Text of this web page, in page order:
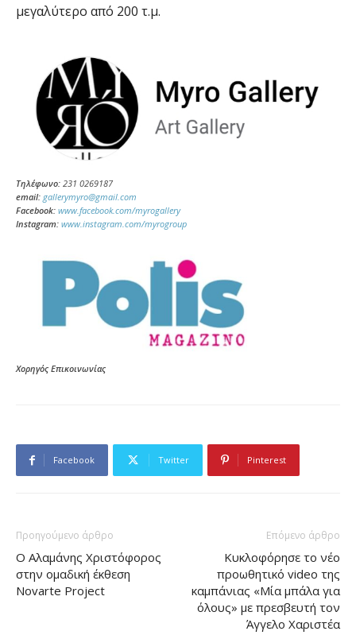
μεγαλύτερο από 200 τ.μ.
Τηλέφωνο: 231 0269187
email: gallerymyro@gmail.com
Facebook: www.facebook.com/myrogallery
Instagram: www.instagram.com/myrogroup
Χορηγός Επικοινωνίας
Facebook Twitter Pinterest
Προηγούμενο άρθρο
Ο Αλαμάνης Χριστόφορος
στην ομαδική έκθεση
Novarte Project
Επόμενο άρθρο
Κυκλοφόρησε το νέο
προωθητικό video της
καμπάνιας «Μία μπάλα για
όλους» με πρεσβευτή τον
Άγγελο Χαριστέα